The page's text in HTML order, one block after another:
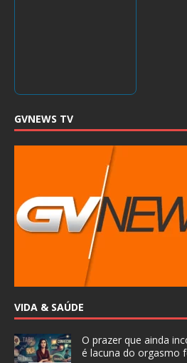
GVNEWS TV
VIDA & SAÚDE
O prazer que ainda
é lacuna do orgasmo